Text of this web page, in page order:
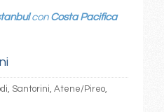
con Costa Pacifica
Santorini, Atene/Pireo,